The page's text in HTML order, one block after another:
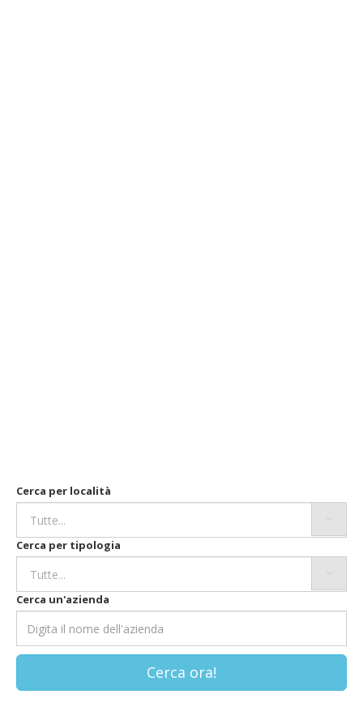
Cerca per località
Cerca per tipologia
Cerca un'azienda
Cerca ora!